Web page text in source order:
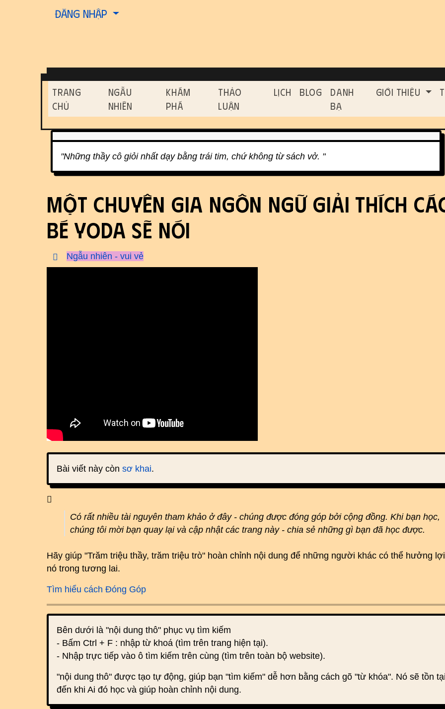
Site identity, navigation, etc.
Đăng nhập
Navigation and related functionality and
Trang
Chủ
Ngẫu
Nhiên
Khám
Phá
Thảo
Luận
Lịch Blog
Danh
Bạ
Giới Thiệu
Related content
"Những thầy cô giỏi nhất dạy bằng trái tim, chứ không từ sách vở. "
Một chuyên gia ngôn ngữ giải thích
bé Yoda sẽ nói
Ngẫu nhiên - vui vẻ
Bài viết này còn sơ khai.
Có rất nhiều tài nguyên tham khảo ở đây - chúng được đóng góp bởi cộng đồng. Khi bạn học,
chúng tôi mời bạn quay lại và cập nhật các trang này - chia sẻ những gì bạn đã học được.
Hãy giúp "Trăm triệu thầy, trăm triệu trò" hoàn chỉnh nội dung để những người khác có thể hưởng
nó trong tương lai.
Tìm hiểu cách Đóng Góp
Bên dưới là "nội dung thô" phục vụ tìm kiếm
- Bấm Ctrl + F : nhập từ khoá (tìm trên trang hiện tại).
- Nhập trực tiếp vào ô tìm kiếm trên cùng (tìm trên toàn bộ website).
"nội dung thô" được tạo tự động, giúp bạn "tìm kiếm" dễ hơn bằng cách gõ "từ khóa". Nó sẽ tồn
đến khi Ai đó học và giúp hoàn chỉnh nội dung.